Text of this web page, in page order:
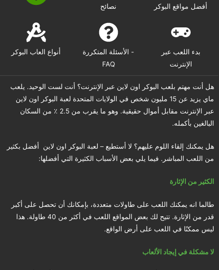
نصائح أفضل مواقع البوكر
أنواع العاب البوكر
الأسئلة المتكررة -
FAQ
بدء اللعب عبر
الإنترنت
هل أنت مهتم بلعب البوكر اون لاين عبر الإنترنت؟ أنت لست الوحيد. يلعب
ماي يزيد عن 15 مليون شخص في الولايات المتحدة لعبة البوكر اون لاين
عبر الإنترنت مقابل أموال حقيقية. وهو ما يقرب من 2.5 ٪ من السكان
البالغين بأكمله.
هل يمكنك إلقاء اللوم عليهم؟ لا أستطيع – لعبة البوكر اون لاين أفضل بكثير
من اللعب المباشر. فيما يلي بعض الأسباب الكثيرة التي أفضلها:
الكثير من الإثارة
طالما انه يمكنك اللعب على طاولات متعددة، بإمكانك أن تحصل على أكبر
قدر من الإثارة. تتيح لك بعض المواقع اللعب في أكثر من 40 طاولة. هذا
ليس ممكنًا في اللعب على أرض الواقع.
لا مشكلة في إيجاد الألعاب